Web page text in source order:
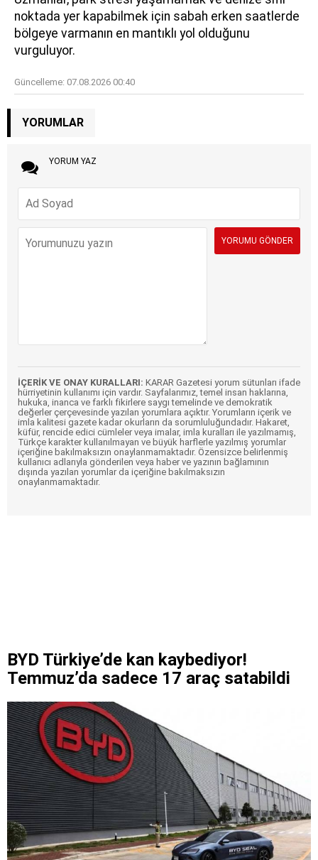
noktada yer kapabilmek için sabah erken saatlerde
bölgeye varmanın en mantıklı yol olduğunu
vurguluyor.
Güncelleme: 07.08.2026 00:40
YORUMLAR
YORUM YAZ
İÇERİK VE ONAY KURALLARI: KARAR Gazetesi yorum sütunları ifade
hürriyetinin kullanımı için vardır. Sayfalarımız, temel insan haklarına,
hukuka, inanca ve farklı fikirlere saygı temelinde ve demokratik
değerler çerçevesinde yazılan yorumlara açıktır. Yorumların içerik ve
imla kalitesi gazete kadar okurların da sorumluluğundadır. Hakaret,
küfür, rencide edici cümleler veya imalar, imla kuralları ile yazılmamış,
Türkçe karakter kullanılmayan ve büyük harflerle yazılmış yorumlar
içeriğine bakılmaksızın onaylanmamaktadır. Özensizce belirlenmiş
kullanıcı adlarıyla gönderilen veya haber ve yazının bağlamının
dışında yazılan yorumlar da içeriğine bakılmaksızın
onaylanmamaktadır.
BYD Türkiye’de kan kaybediyor!
Temmuz’da sadece 17 araç satabildi